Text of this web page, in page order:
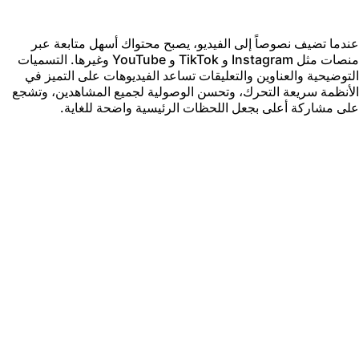
تضيف نصوصاً إلى الفيديو، يصبح محتواك أسهل متابعة عبر
منصات مثل Instagram و TikTok و YouTube وغيرها. التسميات
والعناوين والتعليقات تساعد الفيديوهات على التميز في
سريعة التحرك، وتحسن الوصولية لجميع المشاهدين، وتشجع
مشاركة أعلى بجعل اللحظات الرئيسية واضحة للغاية.